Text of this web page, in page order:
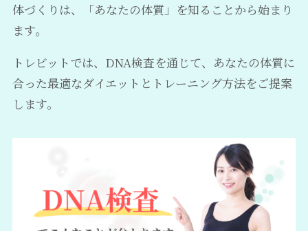
体づくりは、「あなたの体質」を知ることから始まり
ます。
トレビットでは、DNA検査を通じて、あなたの体質に
合った最適なダイエットとトレーニング方法をご提案
します。